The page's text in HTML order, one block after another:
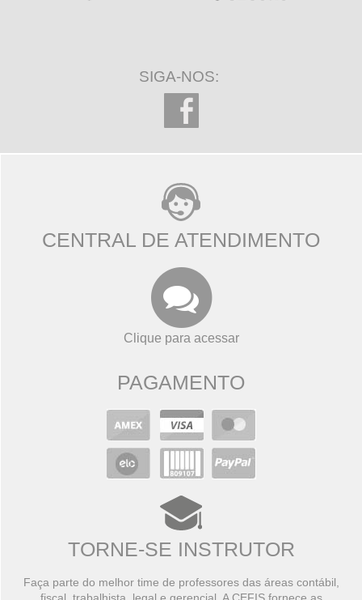
SIGA-NOS:
CENTRAL DE ATENDIMENTO
Clique para acessar
PAGAMENTO
TORNE-SE INSTRUTOR
Faça parte do melhor time de professores das áreas contábil,